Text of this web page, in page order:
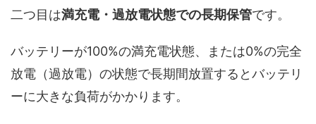
二つ目は満充電・過放電状態での長期保管です。
バッテリーが100%の満充電状態、または0%の完全
放電（過放電）の状態で長期間放置するとバッテリ
ーに大きな負荷がかかります。